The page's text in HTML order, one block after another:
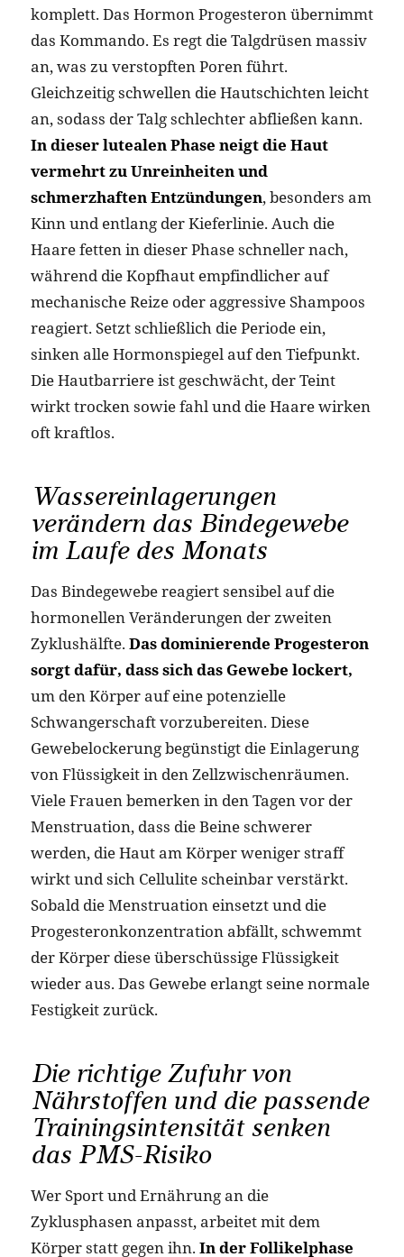
komplett. Das Hormon Progesteron übernimmt
das Kommando. Es regt die Talgdrüsen massiv
an, was zu verstopften Poren führt.
Gleichzeitig schwellen die Hautschichten leicht
an, sodass der Talg schlechter abfließen kann.
In dieser lutealen Phase neigt die Haut
vermehrt zu Unreinheiten und
schmerzhaften Entzündungen, besonders am
Kinn und entlang der Kieferlinie. Auch die
Haare fetten in dieser Phase schneller nach,
während die Kopfhaut empfindlicher auf
mechanische Reize oder aggressive Shampoos
reagiert. Setzt schließlich die Periode ein,
sinken alle Hormonspiegel auf den Tiefpunkt.
Die Hautbarriere ist geschwächt, der Teint
wirkt trocken sowie fahl und die Haare wirken
oft kraftlos.
Wassereinlagerungen
verändern das Bindegewebe
im Laufe des Monats
Das Bindegewebe reagiert sensibel auf die
hormonellen Veränderungen der zweiten
Zyklushälfte. Das dominierende Progesteron
sorgt dafür, dass sich das Gewebe lockert,
um den Körper auf eine potenzielle
Schwangerschaft vorzubereiten. Diese
Gewebelockerung begünstigt die Einlagerung
von Flüssigkeit in den Zellzwischenräumen.
Viele Frauen bemerken in den Tagen vor der
Menstruation, dass die Beine schwerer
werden, die Haut am Körper weniger straff
wirkt und sich Cellulite scheinbar verstärkt.
Sobald die Menstruation einsetzt und die
Progesteronkonzentration abfällt, schwemmt
der Körper diese überschüssige Flüssigkeit
wieder aus. Das Gewebe erlangt seine normale
Festigkeit zurück.
Die richtige Zufuhr von
Nährstoffen und die passende
Trainingsintensität senken
das PMS-Risiko
Wer Sport und Ernährung an die
Zyklusphasen anpasst, arbeitet mit dem
Körper statt gegen ihn. In der Follikelphase